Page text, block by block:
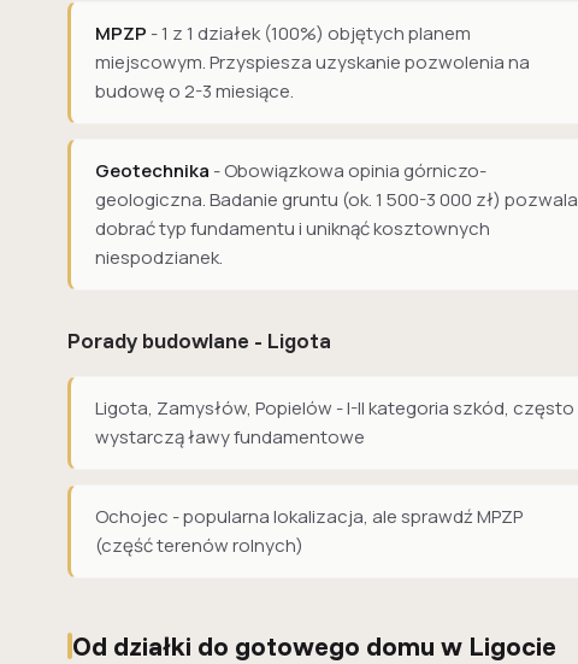
MPZP - 1 z 1 działek (100%) objętych planem
miejscowym. Przyspiesza uzyskanie pozwolenia na
budowę o 2-3 miesiące.
Geotechnika - Obowiązkowa opinia górniczo-
geologiczna. Badanie gruntu (ok. 1 500-3 000 zł) pozwala
dobrać typ fundamentu i uniknąć kosztownych
niespodzianek.
Porady budowlane - Ligota
Ligota, Zamysłów, Popielów - I-II kategoria szkód, często
wystarczą ławy fundamentowe
Ochojec - popularna lokalizacja, ale sprawdź MPZP
(część terenów rolnych)
Od działki do gotowego domu w Ligocie